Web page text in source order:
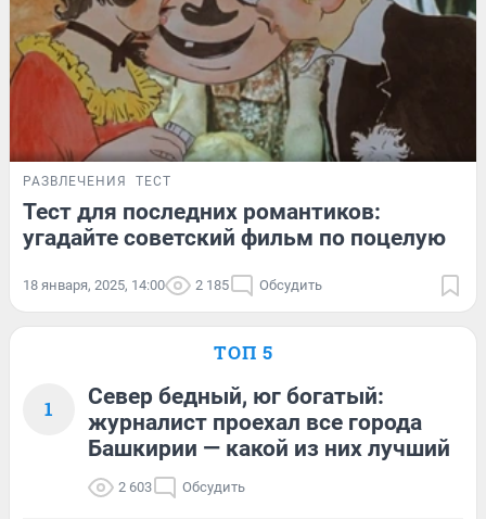
РАЗВЛЕЧЕНИЯ ТЕСТ
Тест для последних романтиков:
угадайте советский фильм по поцелую
18 января, 2025, 14:00 2 185 Обсудить
ТОП 5
1
Север бедный, юг богатый:
журналист проехал все города
Башкирии — какой из них лучший
2 603 Обсудить